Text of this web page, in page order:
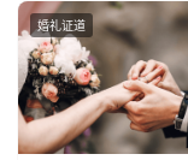
婚礼证道